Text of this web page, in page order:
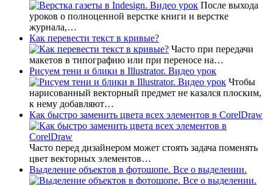
После выхода
уроков о полноценной верстке книги и верстке
журнала,…
Как перевести текст в кривые?
Часто при передачи
макетов в типографию или при переносе на…
Рисуем тени и блики в Illustrator. Видео урок
Чтобы
нарисованный векторный предмет не казался плоским,
к нему добавляют…
Как быстро заменить цвета всех элементов в CorelDraw
Часто перед дизайнером может стоять задача поменять
цвет векторных элементов…
Выделение объектов в фотошопе. Все о выделении.